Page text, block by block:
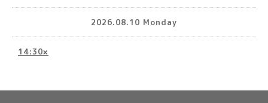
2026.08.10 Monday
14:30×